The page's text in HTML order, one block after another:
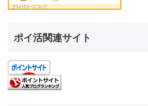
ポイ活関連サイト